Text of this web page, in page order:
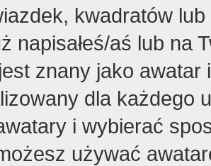
kwadratów
napisałeś/aś lub na
znany jako
dla każdego
i wybierać
używać